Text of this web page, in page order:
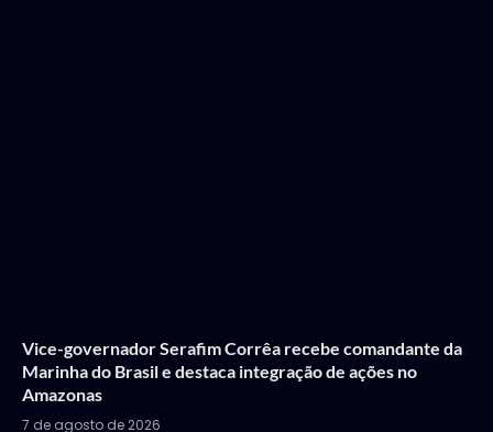
Vice-governador Serafim Corrêa recebe comandante da
Marinha do Brasil e destaca integração de ações no
Amazonas
7 de agosto de 2026